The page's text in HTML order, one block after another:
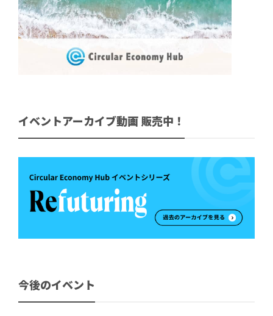
イベントアーカイブ動画 販売中！
今後のイベント